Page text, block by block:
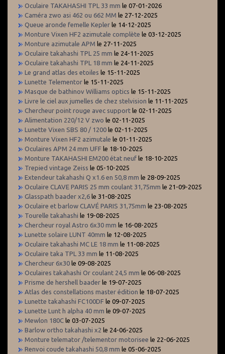
Oculaire TAKAHASHI TPL 33 mm le 07-01-2026
Caméra zwo asi 462 ou 662 MM le 27-12-2025
Queue aronde femelle Kepler le 14-12-2025
Monture Vixen HF2 azimutale complète le 03-12-2025
Monture azimutale APM le 27-11-2025
Oculaire takahashi TPL 25 mm le 24-11-2025
Oculaire takahashi TPL 18 mm le 24-11-2025
Le grand atlas des etoiles le 15-11-2025
Lunette Telementor le 15-11-2025
Masque de bathinov Williams optics le 15-11-2025
Livre le ciel aux jumelles de chez stelvision le 11-11-2025
Chercheur point rouge avec support le 02-11-2025
Alimentation 220/12 V zwo le 02-11-2025
Lunette Vixen SBS 80 / 1200 le 02-11-2025
Monture Vixen HF2 azimutale le 01-11-2025
Oculaires APM 24 mm UFF le 18-10-2025
Monture TAKAHASHI EM200 état neuf le 18-10-2025
Trepied vintage Zeiss le 05-10-2025
Extendeur takahashi Q x1.6 en 50,8 mm le 28-09-2025
Oculaire CLAVE PARIS 25 mm coulant 31,75mm le 21-09-2025
Glasspath baader x2,6 le 31-08-2025
Oculaire et barlow CLAVÉ PARIS 31,75mm le 23-08-2025
Tourelle takahashi le 19-08-2025
Chercheur royal Astro 6x30 mm le 16-08-2025
Lunette solaire LUNT 40mm le 12-08-2025
Oculaire takahashi MC LE 18 mm le 11-08-2025
Oculaire taka TPL 33 mm le 11-08-2025
Chercheur 6x30 le 09-08-2025
Oculaires takahashi Or coulant 24,5 mm le 06-08-2025
Prisme de hershell baader le 19-07-2025
Atlas des constellations master édition le 18-07-2025
Lunette takahashi FC100DF le 09-07-2025
Lunette Lunt h alpha 40 mm le 09-07-2025
Mewlon 180C le 03-07-2025
Barlow ortho takahashi x2 le 24-06-2025
Monture telemator /telementor motorisee le 22-06-2025
Renvoi coude takahashi 50,8 mm le 05-06-2025